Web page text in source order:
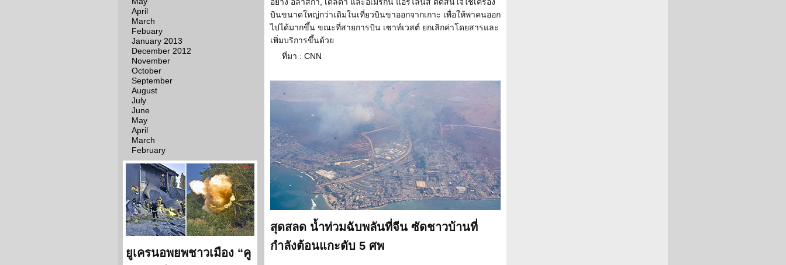
April
March
Febuary
January 2013
December 2012
November
October
September
August
July
June
May
April
March
February
ยูเครนอพยพชาวเมือง “คู
บินขนาดใหญ่กว่าเดิมในเที่ยวบินขาออกจากเกาะ เพื่อให้พาคนออก
ไปได้มากขึ้น ขณะที่สายการบิน เซาท์เวสต์ ยกเลิกค่าโดยสารและ
เพิ่มบริการขึ้นด้วย
ที่มา : CNN
สุดสลด น้ำท่วมฉับพลันที่จีน ซัดชาวบ้านที่
กำลังต้อนแกะดับ 5 ศพ